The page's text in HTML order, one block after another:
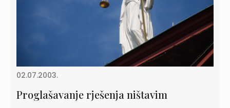
02.07.2003.
Proglašavanje rješenja ništavim